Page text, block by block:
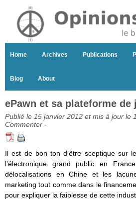
Home Archives Publications
Blog About
ePawn et sa plateforme de
Publié le 15 janvier 2012 et mis à jour le
Commenter -
Il est de bon ton d’être sceptique sur
l’électronique grand public en
délocalisations en Chine et les
marketing tout comme dans le
pour expliquer la faiblesse de cette